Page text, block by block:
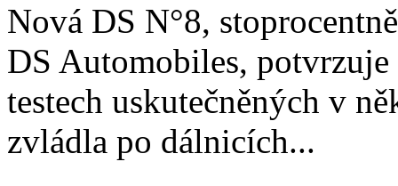
Nová DS N°8,
DS Automobiles,
testech uskutečněných v
zvládla po dálnicích...